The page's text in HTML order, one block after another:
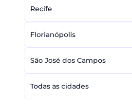
Recife
Florianópolis
São José dos Campos
Todas as cidades